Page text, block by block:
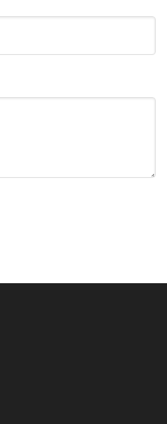
woman-used-